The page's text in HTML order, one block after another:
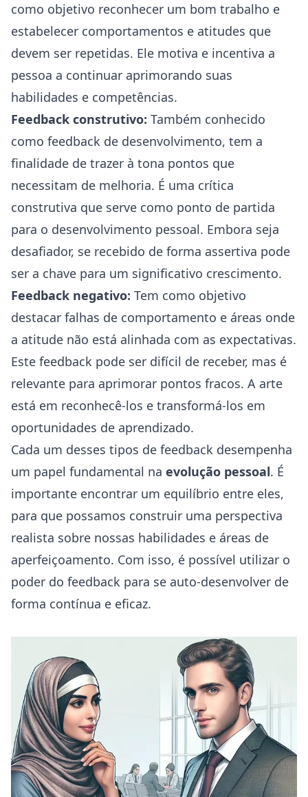
como objetivo reconhecer um bom trabalho e
estabelecer comportamentos e atitudes que
devem ser repetidas. Ele motiva e incentiva a
pessoa a continuar aprimorando suas
habilidades e competências.
Feedback construtivo: Também conhecido
como feedback de desenvolvimento, tem a
finalidade de trazer à tona pontos que
necessitam de melhoria. É uma crítica
construtiva que serve como ponto de partida
para o desenvolvimento pessoal. Embora seja
desafiador, se recebido de forma assertiva pode
ser a chave para um significativo crescimento.
Feedback negativo: Tem como objetivo
destacar falhas de comportamento e áreas onde
a atitude não está alinhada com as expectativas.
Este feedback pode ser difícil de receber, mas é
relevante para aprimorar pontos fracos. A arte
está em reconhecê-los e transformá-los em
oportunidades de aprendizado.
Cada um desses tipos de feedback desempenha
um papel fundamental na evolução pessoal. É
importante encontrar um equilíbrio entre eles,
para que possamos construir uma perspectiva
realista sobre nossas habilidades e áreas de
aperfeiçoamento. Com isso, é possível utilizar o
poder do feedback para se auto-desenvolver de
forma contínua e eficaz.